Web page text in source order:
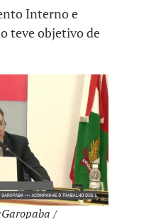
Interno e
teve objetivo de
/